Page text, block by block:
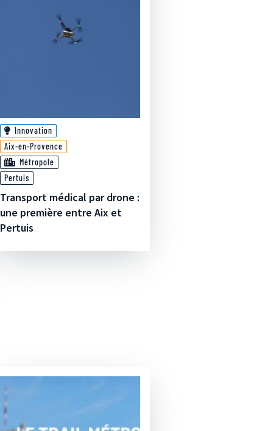
Innovation
Aix-en-Provence
Métropole
Pertuis
Transport médical par drone :
une première entre Aix et
Pertuis